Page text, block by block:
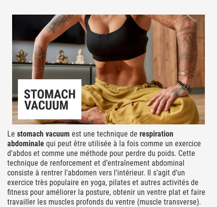
Le stomach vacuum est une technique de respiration
abdominale qui peut être utilisée à la fois comme un exercice
d'abdos et comme une méthode pour perdre du poids. Cette
technique de renforcement et d’entraînement abdominal
consiste à rentrer l'abdomen vers l'intérieur. Il s’agit d’un
exercice très populaire en yoga, pilates et autres activités de
fitness pour améliorer la posture, obtenir un ventre plat et faire
travailler les muscles profonds du ventre (muscle transverse).